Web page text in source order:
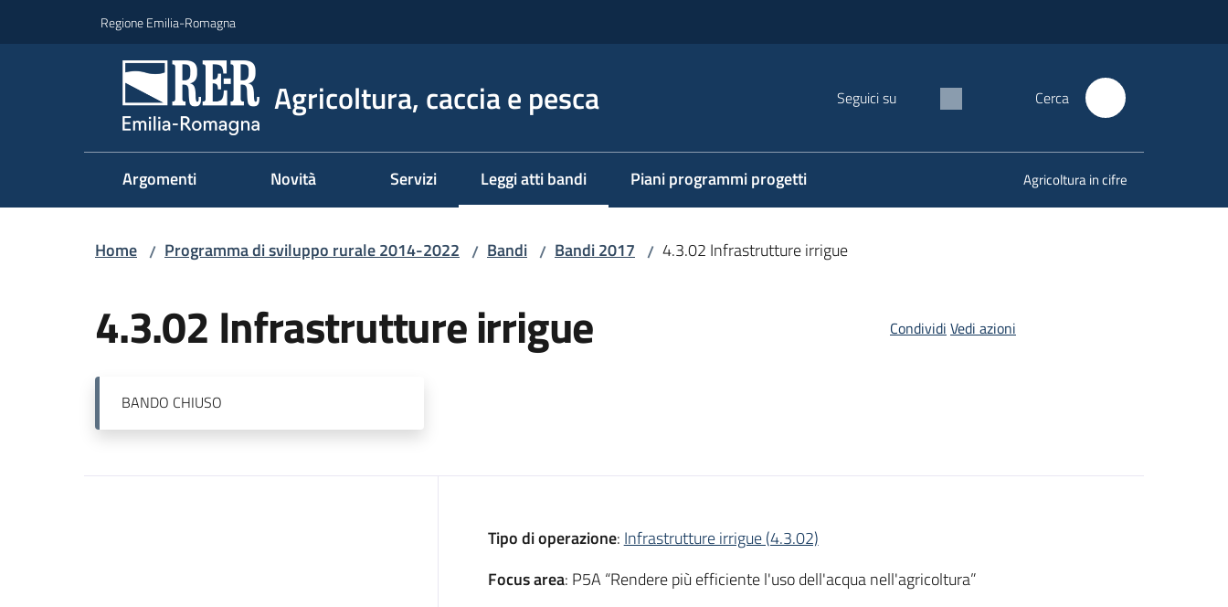
Regione Emilia-Romagna
Agricoltura, caccia e pesca Seguici su Cerca
Argomenti Novità Servizi Leggi atti bandi
Menu selezionato Piani programmi progetti Agricoltura in cifre
Home / Programma di sviluppo rurale 2014-2022 / Bandi / Bandi 2017 / 4.3.02 Infrastrutture irrigue
4.3.02 Infrastrutture irrigue
BANDO CHIUSO
Condividi Vedi azioni
Descrizione
Tipo di operazione: Infrastrutture irrigue (4.3.02)
Focus area: P5A “Rendere più efficiente l'uso dell'acqua nell'agricoltura”